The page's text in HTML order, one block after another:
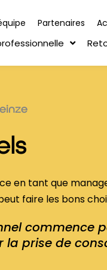
Partenaires
en tant que
faire les bons
commence
prise de